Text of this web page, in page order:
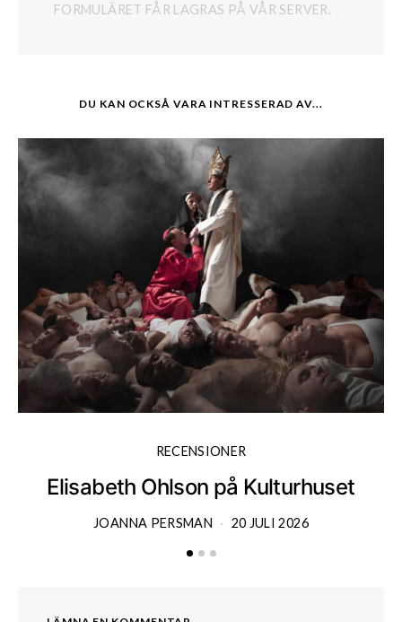
FORMULÄRET FÅR LAGRAS PÅ VÅR SERVER.
DU KAN OCKSÅ VARA INTRESSERAD AV...
RECENSIONER
Elisabeth Ohlson på Kulturhuset
JOANNA PERSMAN 20 JULI 2026